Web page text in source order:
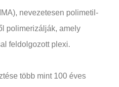
nevezetesen polimetil-
polimerizálják, amely
feldolgozott plexi.
több mint 100 éves